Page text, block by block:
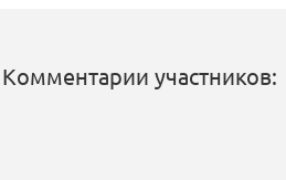
Комментарии участников: